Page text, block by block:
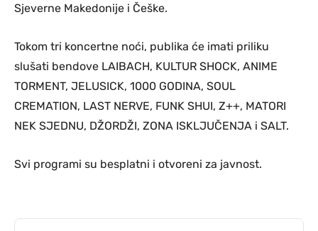
Sjeverne Makedonije i Češke.
Tokom tri koncertne noći, publika će imati priliku
slušati bendove LAIBACH, KULTUR SHOCK, ANIME
TORMENT, JELUSICK, 1000 GODINA, SOUL
CREMATION, LAST NERVE, FUNK SHUI, Z++, MATORI
NEK SJEDNU, DŽORDŽI, ZONA ISKLJUČENJA i SALT.
Svi programi su besplatni i otvoreni za javnost.